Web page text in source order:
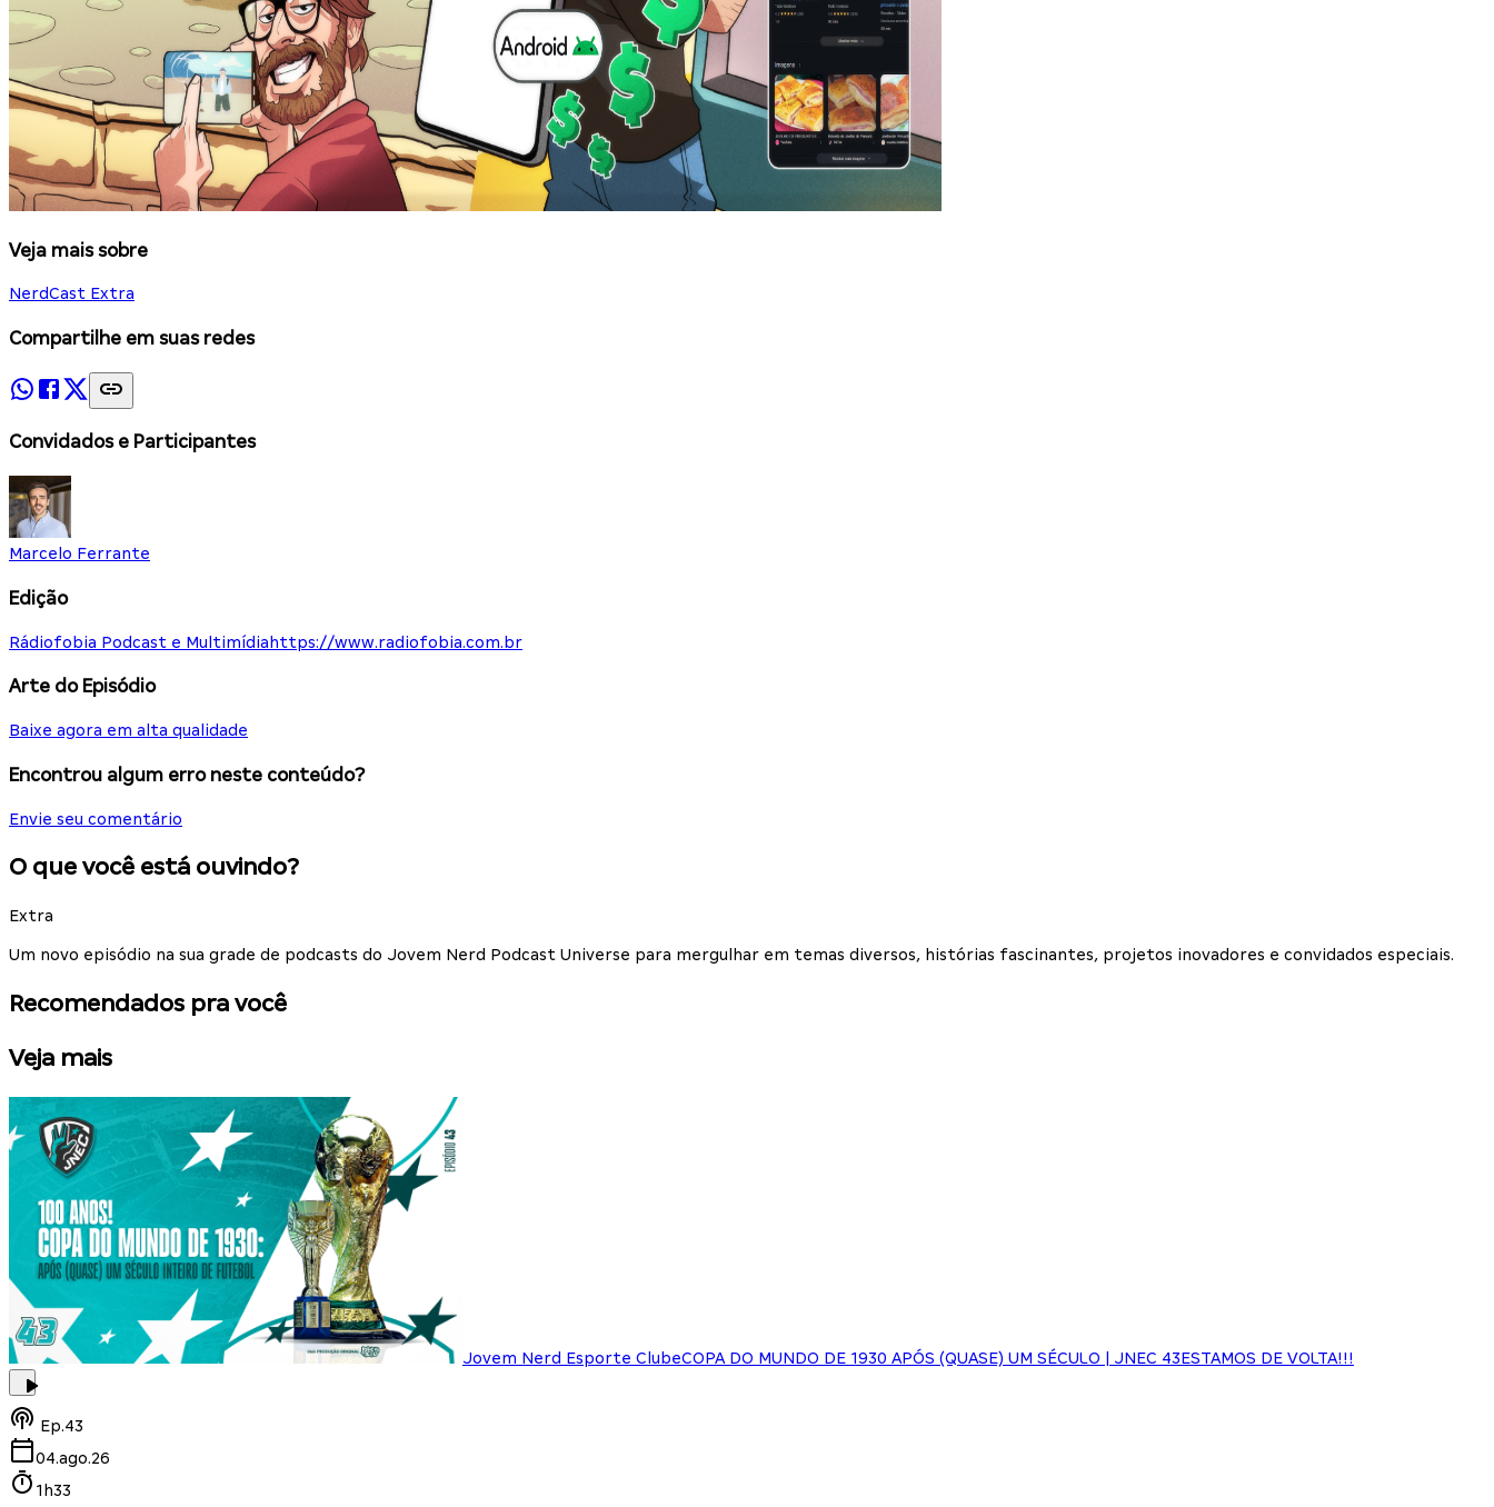
Veja mais sobre
NerdCast Extra
Compartilhe em suas redes
Convidados e Participantes
Marcelo Ferrante
Edição
Rádiofobia Podcast e Multimídia https://www.radiofobia.com.br
Arte do Episódio
Baixe agora em alta qualidade
Encontrou algum erro neste conteúdo?
Envie seu comentário
O que você está ouvindo?
Extra
Um novo episódio na sua grade de podcasts do Jovem Nerd Podcast Universe para mergulhar em temas diversos, histórias fascinantes, projetos inovadores e convidados especiais.
Recomendados pra você
Veja mais
Jovem Nerd Esporte ClubeCOPA DO MUNDO DE 1930 APÓS (QUASE) UM SÉCULO | JNEC 43ESTAMOS DE VOLTA!!!
Ep.43
04.ago.26
1h33